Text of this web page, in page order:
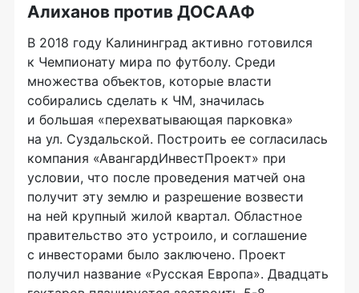
Алиханов против ДОСААФ
В 2018 году Калининград активно готовился
к Чемпионату мира по футболу. Среди
множества объектов, которые власти
собирались сделать к ЧМ, значилась
и большая «перехватывающая парковка»
на ул. Суздальской. Построить ее согласилась
компания «АвангардИнвестПроект» при
условии, что после проведения матчей она
получит эту землю и разрешение возвести
на ней крупный жилой квартал. Областное
правительство это устроило, и соглашение
с инвесторами было заключено. Проект
получил название «Русская Европа». Двадцать